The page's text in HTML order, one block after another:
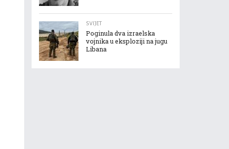
SVIJET
Poginula dva izraelska
vojnika u eksploziji na jugu
Libana